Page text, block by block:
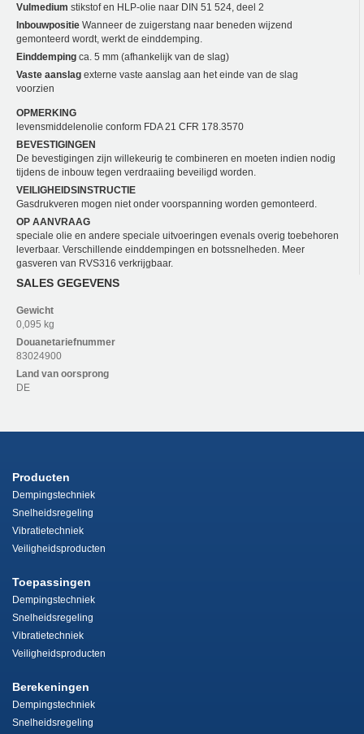
Vulmedium stikstof en HLP-olie naar DIN 51 524, deel 2
Inbouwpositie Wanneer de zuigerstang naar beneden wijzend
gemonteerd wordt, werkt de einddemping.
Einddemping ca. 5 mm (afhankelijk van de slag)
Vaste aanslag externe vaste aanslag aan het einde van de slag
voorzien
OPMERKING
levensmiddelenolie conform FDA 21 CFR 178.3570
BEVESTIGINGEN
De bevestigingen zijn willekeurig te combineren en moeten indien nodig
tijdens de inbouw tegen verdraaiing beveiligd worden.
VEILIGHEIDSINSTRUCTIE
Gasdrukveren mogen niet onder voorspanning worden gemonteerd.
OP AANVRAAG
speciale olie en andere speciale uitvoeringen evenals overig toebehoren
leverbaar. Verschillende einddempingen en botssnelheden. Meer
gasveren van RVS316 verkrijgbaar.
SALES GEGEVENS
Gewicht
0,095 kg
Douanetariefnummer
83024900
Land van oorsprong
DE
Producten
Dempingstechniek
Snelheidsregeling
Vibratietechniek
Veiligheidsproducten
Toepassingen
Dempingstechniek
Snelheidsregeling
Vibratietechniek
Veiligheidsproducten
Berekeningen
Dempingstechniek
Snelheidsregeling